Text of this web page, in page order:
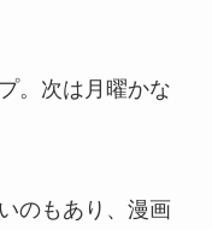
。次は月曜かな
のもあり、漫画